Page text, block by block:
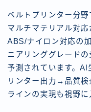
ベルトプリンター分
マルチマテリアル対
ABS/ナイロン対応の
ニアリンググレード
予測されています。
リンター出力→品質検
ラインの実現も視野に